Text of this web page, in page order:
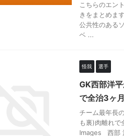
こちらのエン
きをまとめま
公共性のある
ベ ...
怪我 選手
GK西部洋
で全治3ヶ
チーム最年長
も裏)肉離れ
Images 西部